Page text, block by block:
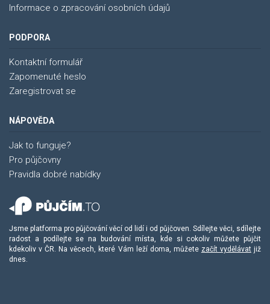
Informace o zpracování osobních údajů
PODPORA
Kontaktní formulář
Zapomenuté heslo
Zaregistrovat se
NÁPOVĚDA
Jak to funguje?
Pro půjčovny
Pravidla dobré nabídky
Jsme platforma pro půjčování věcí od lidí i od půjčoven. Sdílejte věci, sdílejte
radost a podílejte se na budování místa, kde si cokoliv můžete půjčit
kdekoliv v ČR. Na věcech, které Vám leží doma, můžete začít vydělávatjiž
dnes.